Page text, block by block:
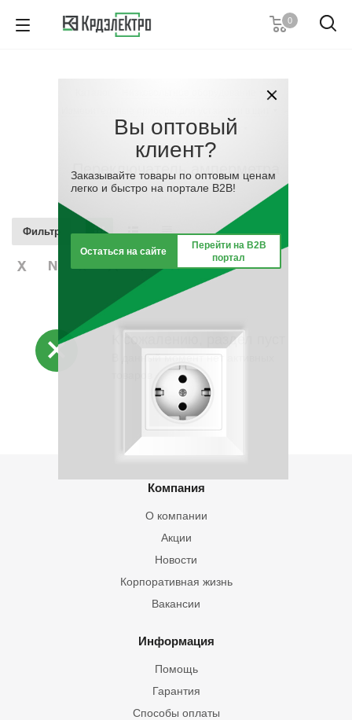
0
-
Переключатель амперметра
Переключатель амперметра
Фильтр
К сожалению, раздел пуст
В данный момент нет активных
Компания
О компании
Акции
Новости
Корпоративная жизнь
Вакансии
Информация
Помощь
Гарантия
Способы оплаты
Вы оптовый
клиент?
Заказывайте товары по оптовым ценам
легко и быстро на портале B2B!
Остаться на сайте
Перейти на B2B
портал